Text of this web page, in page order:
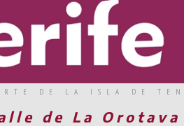
DE LA ISLA DE
de La